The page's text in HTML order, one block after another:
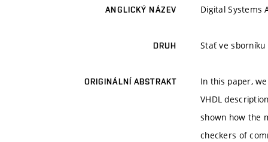
ANGLICKÝ NÁZEV Digital Systems
DRUH Stať ve sborníku
ORIGINÁLNÍ ABSTRAKT
In this paper,
VHDL
shown how the
checkers of